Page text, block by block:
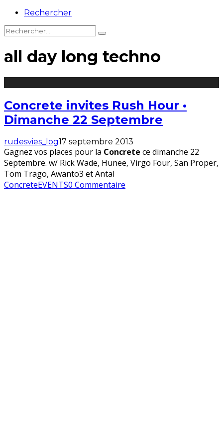
Rechercher
all day long techno
Concrete invites Rush Hour •
Dimanche 22 Septembre
rudesvies_log17 septembre 2013
Gagnez vos places pour la Concrete ce dimanche 22
Septembre. w/ Rick Wade, Hunee, Virgo Four, San Proper,
Tom Trago, Awanto3 et Antal
ConcreteEVENTS0 Commentaire